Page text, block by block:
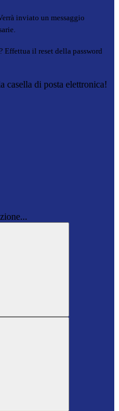
inviato un messaggio
Effettua il reset della password
casella di posta elettronica!